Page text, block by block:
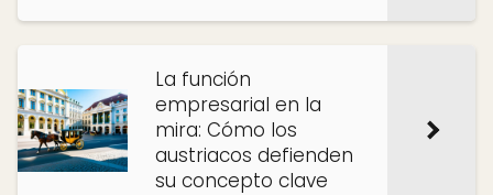
La función
empresarial en la
mira: Cómo los
austriacos defienden
su concepto clave